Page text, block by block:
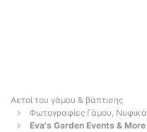
Αετοί του γάμου & βάπτισης
Φωτογραφίες Γάμου,
Eva's Garden Events & More